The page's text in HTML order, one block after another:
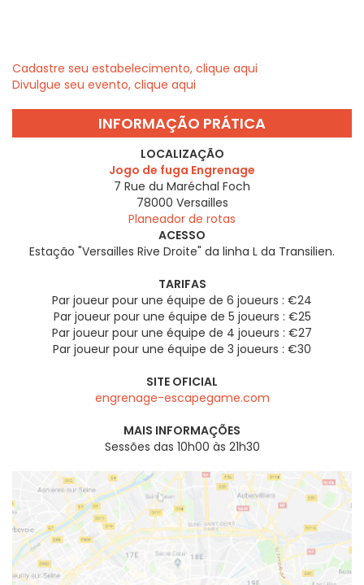
Cadastre seu estabelecimento, clique aqui
Divulgue seu evento, clique aqui
INFORMAÇÃO PRÁTICA
LOCALIZAÇÃO
Jogo de fuga Engrenage
7 Rue du Maréchal Foch
78000 Versailles
Planeador de rotas
ACESSO
Estação "Versailles Rive Droite" da linha L da Transilien.
TARIFAS
Par joueur pour une équipe de 6 joueurs : €24
Par joueur pour une équipe de 5 joueurs : €25
Par joueur pour une équipe de 4 joueurs : €27
Par joueur pour une équipe de 3 joueurs : €30
SITE OFICIAL
engrenage-escapegame.com
MAIS INFORMAÇÕES
Sessões das 10h00 às 21h30